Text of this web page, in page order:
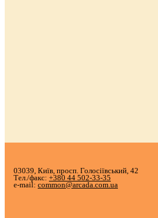
03039, Київ, просп. Голосіївський, 42
Тел./факс: +380 44 502-33-35
e-mail: common@arcada.com.ua